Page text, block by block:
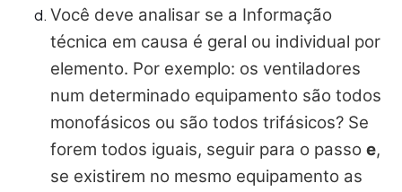
Você deve analisar se a Informação
técnica em causa é geral ou individual por
elemento. Por exemplo: os ventiladores
num determinado equipamento são todos
monofásicos ou são todos trifásicos? Se
forem todos iguais, seguir para o passo e,
se existirem no mesmo equipamento as